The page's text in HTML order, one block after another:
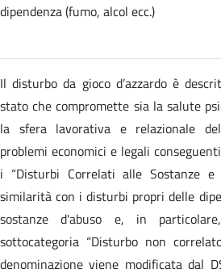
dipendenza (fumo, alcol ecc.)
Il disturbo da gioco d’azzardo è
stato che compromette sia la salute
la sfera lavorativa e relazionale
problemi economici e legali
i “Disturbi Correlati alle Sostanze e
similarità con i disturbi propri delle
sostanze d'abuso e, in
sottocategoria “Disturbo non
denominazione viene modificata dal